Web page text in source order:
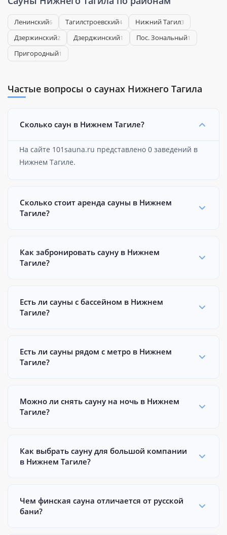
Ленинский6 Тагилстроевский4 Нижний Тагил3
Дзержинский2 Дзерджинский1 Пос. Зональный1
Пригородный1
Частые вопросы о саунах Нижнего Тагила
Сколько саун в Нижнем Тагиле?
На сайте 101sauna.ru представлено 0 заведений в
Нижнем Тагиле.
Сколько стоит аренда сауны в Нижнем
Тагиле?
Как забронировать сауну в Нижнем
Тагиле?
Есть ли сауны с бассейном в Нижнем
Тагиле?
Есть ли сауны рядом с метро в Нижнем
Тагиле?
Можно ли снять сауну на ночь в Нижнем
Тагиле?
Как выбрать сауну для большой компании
в Нижнем Тагиле?
Чем финская сауна отличается от русской
бани?